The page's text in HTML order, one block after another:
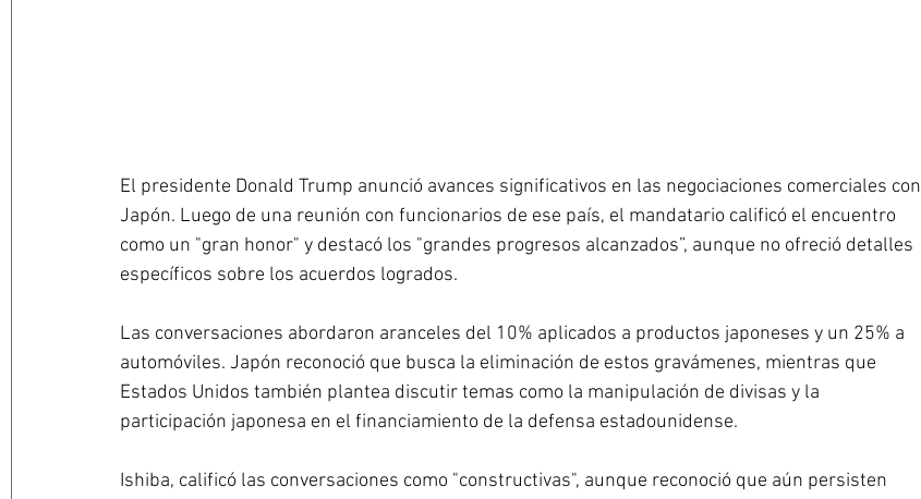
El presidente Donald Trump anunció avances significativos en las negociaciones comerciales con
Japón. Luego de una reunión con funcionarios de ese país, el mandatario calificó el encuentro
como un "gran honor" y destacó los "grandes progresos alcanzados”, aunque no ofreció detalles
específicos sobre los acuerdos logrados.
Las conversaciones abordaron aranceles del 10% aplicados a productos japoneses y un 25% a
automóviles. Japón reconoció que busca la eliminación de estos gravámenes, mientras que
Estados Unidos también plantea discutir temas como la manipulación de divisas y la
participación japonesa en el financiamiento de la defensa estadounidense.
Ishiba, calificó las conversaciones como "constructivas", aunque reconoció que aún persisten